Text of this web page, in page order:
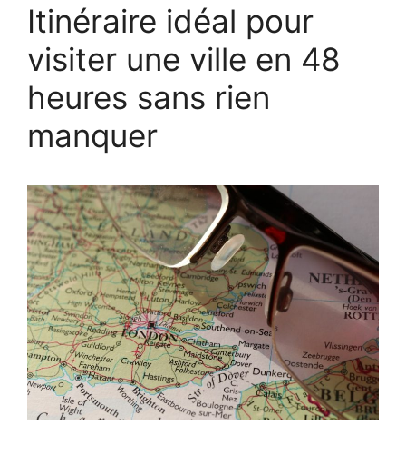
Itinéraire idéal pour
visiter une ville en 48
heures sans rien
manquer